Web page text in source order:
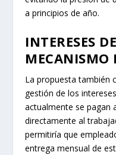
a principios de año.
INTERESES
MECANISMO
La propuesta también
gestión de los
actualmente se pagan
directamente al
permitiría que
entrega mensual de